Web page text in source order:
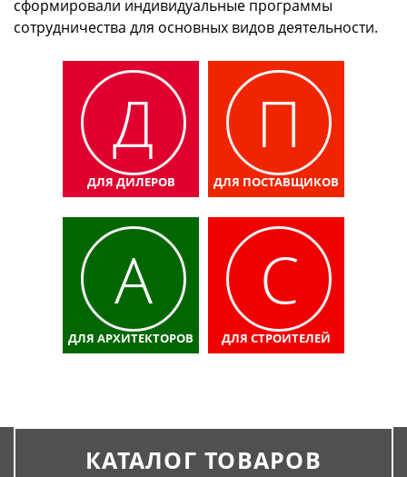
сформировали индивидуальные программы
сотрудничества для основных видов деятельности.
ДЛЯ ДИЛЕРОВ
Д
ДЛЯ ПОСТАВЩИКОВ
П
ДЛЯ АРХИТЕКТОРОВ
А
ДЛЯ СТРОИТЕЛЕЙ
С
КАТАЛОГ ТОВАРОВ